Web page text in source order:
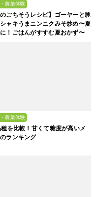
農業体験
のごちそうレシピ】ゴーヤーと豚
ャキうまニンニクみそ炒め〜夏
！ごはんがすすむ夏おかず〜
農業体験
を比較！甘くて糖度が高いメ
ランキング